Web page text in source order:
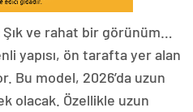
ve rahat bir görünüm…
yapısı, ön tarafta yer alan
Bu model, 2026’da uzun
olacak. Özellikle uzun